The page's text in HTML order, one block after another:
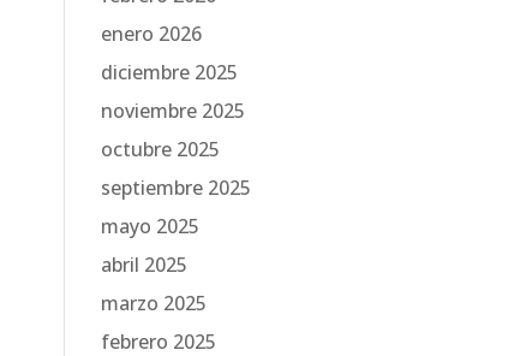
enero 2026
diciembre 2025
noviembre 2025
octubre 2025
septiembre 2025
mayo 2025
abril 2025
marzo 2025
febrero 2025